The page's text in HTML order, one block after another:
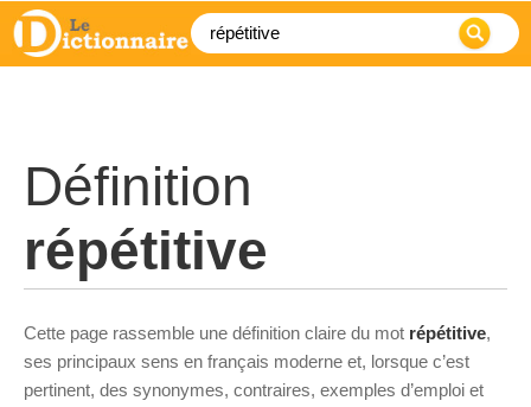
Définition
répétitive
Cette page rassemble une définition claire du mot répétitive,
ses principaux sens en français moderne et, lorsque c’est
pertinent, des synonymes, contraires, exemples d’emploi et